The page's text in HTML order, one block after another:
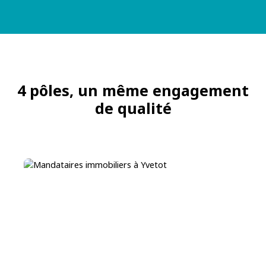
4 pôles, un même engagement
de qualité